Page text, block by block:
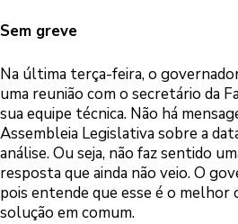
Sem greve
Na última terça-feira, o
uma reunião com o secretário da
sua equipe técnica. Não há
Assembleia Legislativa sobre a
análise. Ou seja, não faz sentido
resposta que ainda não veio. O
pois entende que esse é o melhor
solução em comum.